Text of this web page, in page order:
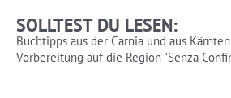
SOLLTEST DU LESEN:
Buchtipps aus der Carnia und aus
Vorbereitung auf die Region "Senza